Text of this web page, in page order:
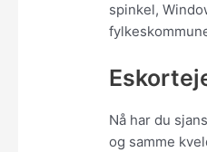
spinkel,
Nå har du
og samme